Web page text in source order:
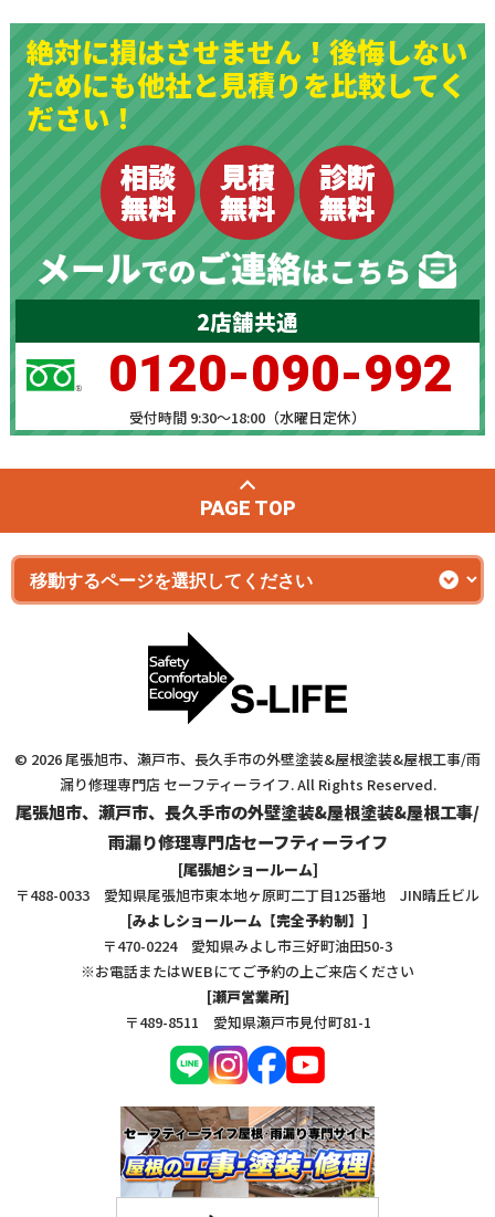
絶対に損はさせません！後悔しない
ためにも他社と見積りを比較してく
ださい！
2店舗共通
0120-090-992
受付時間 9:30～18:00（水曜日定休）
PAGE TOP
© 2026 尾張旭市、瀬戸市、長久手市の外壁塗装&屋根塗装&屋根工事/雨
漏り修理専門店 セーフティーライフ. All Rights Reserved.
尾張旭市、瀬戸市、長久手市の外壁塗装&屋根塗装&屋根工事/
雨漏り修理専門店セーフティーライフ
[尾張旭ショールーム]
〒488-0033 愛知県尾張旭市東本地ヶ原町二丁目125番地 JIN晴丘ビル
[みよしショールーム【完全予約制】]
〒470-0224 愛知県みよし市三好町油田50-3
※お電話またはWEBにてご予約の上ご来店ください
[瀬戸営業所]
〒489-8511 愛知県瀬戸市見付町81-1